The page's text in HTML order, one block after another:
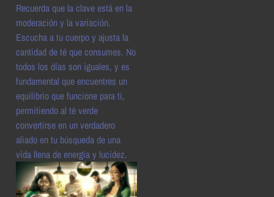
Recuerda que la clave está en la
moderación y la variación.
Escucha a tu cuerpo y ajusta la
cantidad de té que consumes. No
todos los días son iguales, y es
fundamental que encuentres un
equilibrio que funcione para ti,
permitiendo al té verde
convertirse en un verdadero
aliado en tu búsqueda de una
vida llena de energía y lucidez.